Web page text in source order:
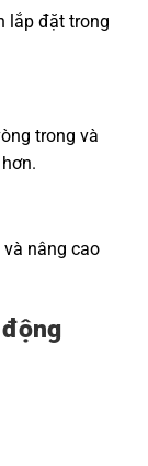
lắp đặt trong
trong và
nâng cao